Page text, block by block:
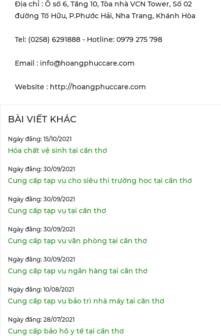
Địa chỉ : Ô số 6, Tầng 10, Tòa nhà VCN Tower, Số 02
đường Tố Hữu, P.Phước Hải, Nha Trang, Khánh Hòa
Tel: (0258) 6291888 - Hotline: 0979 275 798
Email : info@hoangphuccare.com
Website : http://hoangphuccare.com
BÀI VIẾT KHÁC
Ngày đăng: 15/10/2021
Hóa chất vệ sinh tại cần thơ
Ngày đăng: 30/09/2021
Cung cấp tạp vụ cho siêu thị trường học tại cần thơ
Ngày đăng: 30/09/2021
Cung cấp tạp vụ tại cần thơ
Ngày đăng: 30/09/2021
Cung cấp tạp vụ văn phòng tại cần thơ
Ngày đăng: 30/09/2021
Cung cấp tạp vụ ngân hàng tại cần thơ
Ngày đăng: 10/08/2021
Cung cấp tạp vụ bảo trì nhà máy tại cần thơ
Ngày đăng: 28/07/2021
Cung cấp bảo hộ y tế tại cần thơ